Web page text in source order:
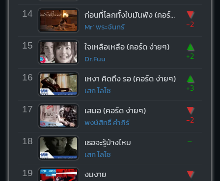
14 ก่อนที่โลกทั้งใบมันพัง (คอร์ด ง่ายๆ)
Mr’ พระจันทร์
▼
-2
15 ใจเหลือเหลือ (คอร์ด ง่ายๆ)
Dr.Fuu
▲
+2
16 เหงา คิดถึง รอ (คอร์ด ง่ายๆ)
เสก โลโซ
▲
+3
17 เสมอ (คอร์ด ง่ายๆ)
พงษ์สิทธิ์ คำภีร์
▼
-2
18 เธอจะรู้บ้างไหม
เสก โลโซ
-
19 งมงาย ▼